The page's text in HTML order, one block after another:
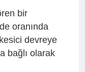
bir
oranında
devreye
bağlı olarak